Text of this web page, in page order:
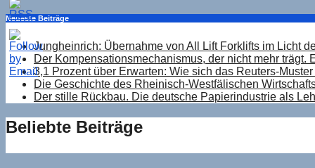
Neueste Beiträge
Jungheinrich: Übernahme von All Lift Forklifts im Licht
Der Kompensationsmechanismus, der nicht mehr
3,1 Prozent über Erwarten: Wie sich das Reuters-
Die Geschichte des Rheinisch-Westfälischen
Der stille Rückbau. Die deutsche Papierindustrie als
Beliebte Beiträge